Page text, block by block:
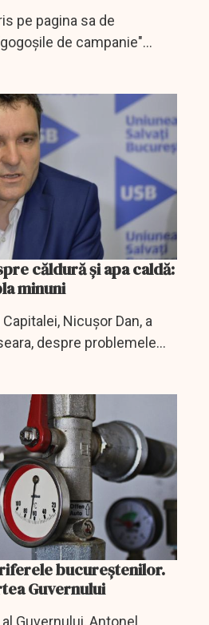
pe pagina sa de
de campanie"
căldură și apa caldă:
minuni
Nicuşor Dan, a
despre problemele
de furnizarea apei calde şi
bucureștenilor.
Guvernului
Guvernului, Antonel